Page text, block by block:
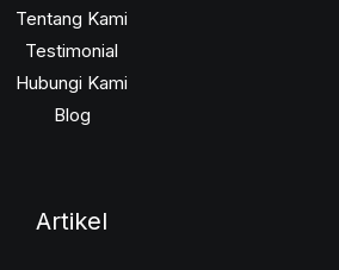
Tentang Kami
Testimonial
Hubungi Kami
Blog
Artikel